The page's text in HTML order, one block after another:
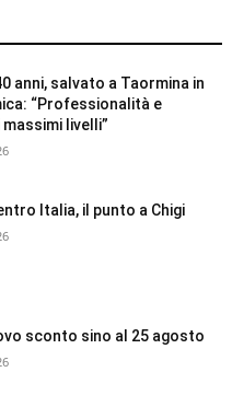
anni, salvato a Taormina in
“Professionalità e
livelli”
Italia, il punto a Chigi
sconto sino al 25 agosto